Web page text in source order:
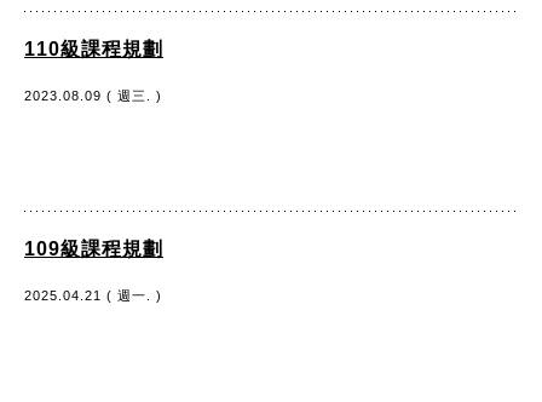
110級課程規劃
2023.08.09 ( 週三. )
109級課程規劃
2025.04.21 ( 週一. )